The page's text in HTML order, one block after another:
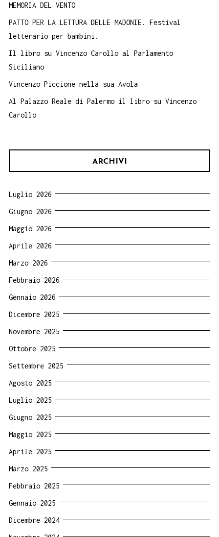
MEMORIA DEL VENTO
PATTO PER LA LETTURA DELLE MADONIE. Festival
letterario per bambini.
Il libro su Vincenzo Carollo al Parlamento
Siciliano
Vincenzo Piccione nella sua Avola
Al Palazzo Reale di Palermo il libro su Vincenzo
Carollo
ARCHIVI
Luglio 2026
Giugno 2026
Maggio 2026
Aprile 2026
Marzo 2026
Febbraio 2026
Gennaio 2026
Dicembre 2025
Novembre 2025
Ottobre 2025
Settembre 2025
Agosto 2025
Luglio 2025
Giugno 2025
Maggio 2025
Aprile 2025
Marzo 2025
Febbraio 2025
Gennaio 2025
Dicembre 2024